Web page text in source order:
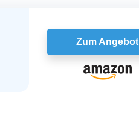
Zum Angebot